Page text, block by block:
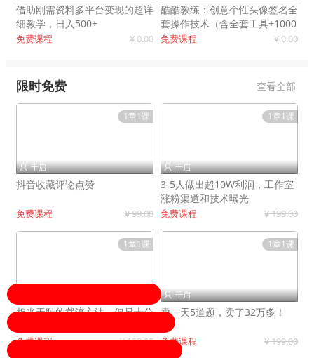
借助刚需资料多平台变现的超详
细教学，日入500+
免费课程 ¥ 0.00
酷酷教练：创意个性头像签名全
套操作技术（含全套工具+1000
套模板）
免费课程 ¥ 0.00
限时免费 查看全部
1章1课
 千启
抖音收藏评论点赞
免费课程 ¥ 99.00
1章1课
 千启
3-5人做出超10W利润，工作室
涨粉渠道和技术曝光
免费课程 ¥ 199.00
1章1课
相当无耻的截流方法，但是十分
免费课程 ¥ 199.00
1章1课
 千启
卖一天5道题，卖了32万多！
免费课程 ¥ 199.00